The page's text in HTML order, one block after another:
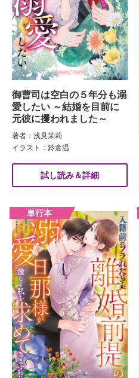
御曹司は空白の５年分も溺
愛したい ～結婚を目前に
元彼に攫われました～
著者：浅見茉莉
イラスト：鈴倉温
試し読み＆詳細